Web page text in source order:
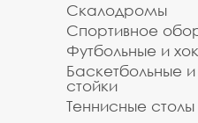
Скалодромы
Спортивное
Футбольные и
Баскетбольные
стойки
Теннисные столы